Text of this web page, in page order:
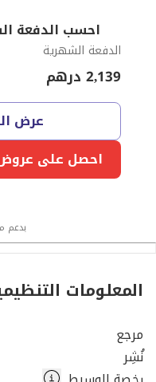
احسب الدفعة
الدفعة الشهرية
2,139 درهم
عرض
احصل على عروض
بدعم
المعلومات
مرجع
نُشِر